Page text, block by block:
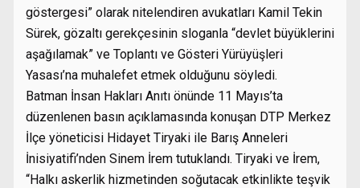
göstergesi” olarak nitelendiren avukatları Kamil Tekin
Sürek, gözaltı gerekçesinin sloganla “devlet büyüklerini
aşağılamak” ve Toplantı ve Gösteri Yürüyüşleri
Yasası’na muhalefet etmek olduğunu söyledi.
Batman İnsan Hakları Anıtı önünde 11 Mayıs’ta
düzenlenen basın açıklamasında konuşan DTP Merkez
İlçe yöneticisi Hidayet Tiryaki ile Barış Anneleri
İnisiyatifi’nden Sinem İrem tutuklandı. Tiryaki ve İrem,
“Halkı askerlik hizmetinden soğutacak etkinlikte teşvik